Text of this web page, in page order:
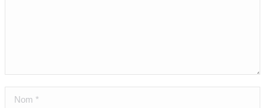
Nom *